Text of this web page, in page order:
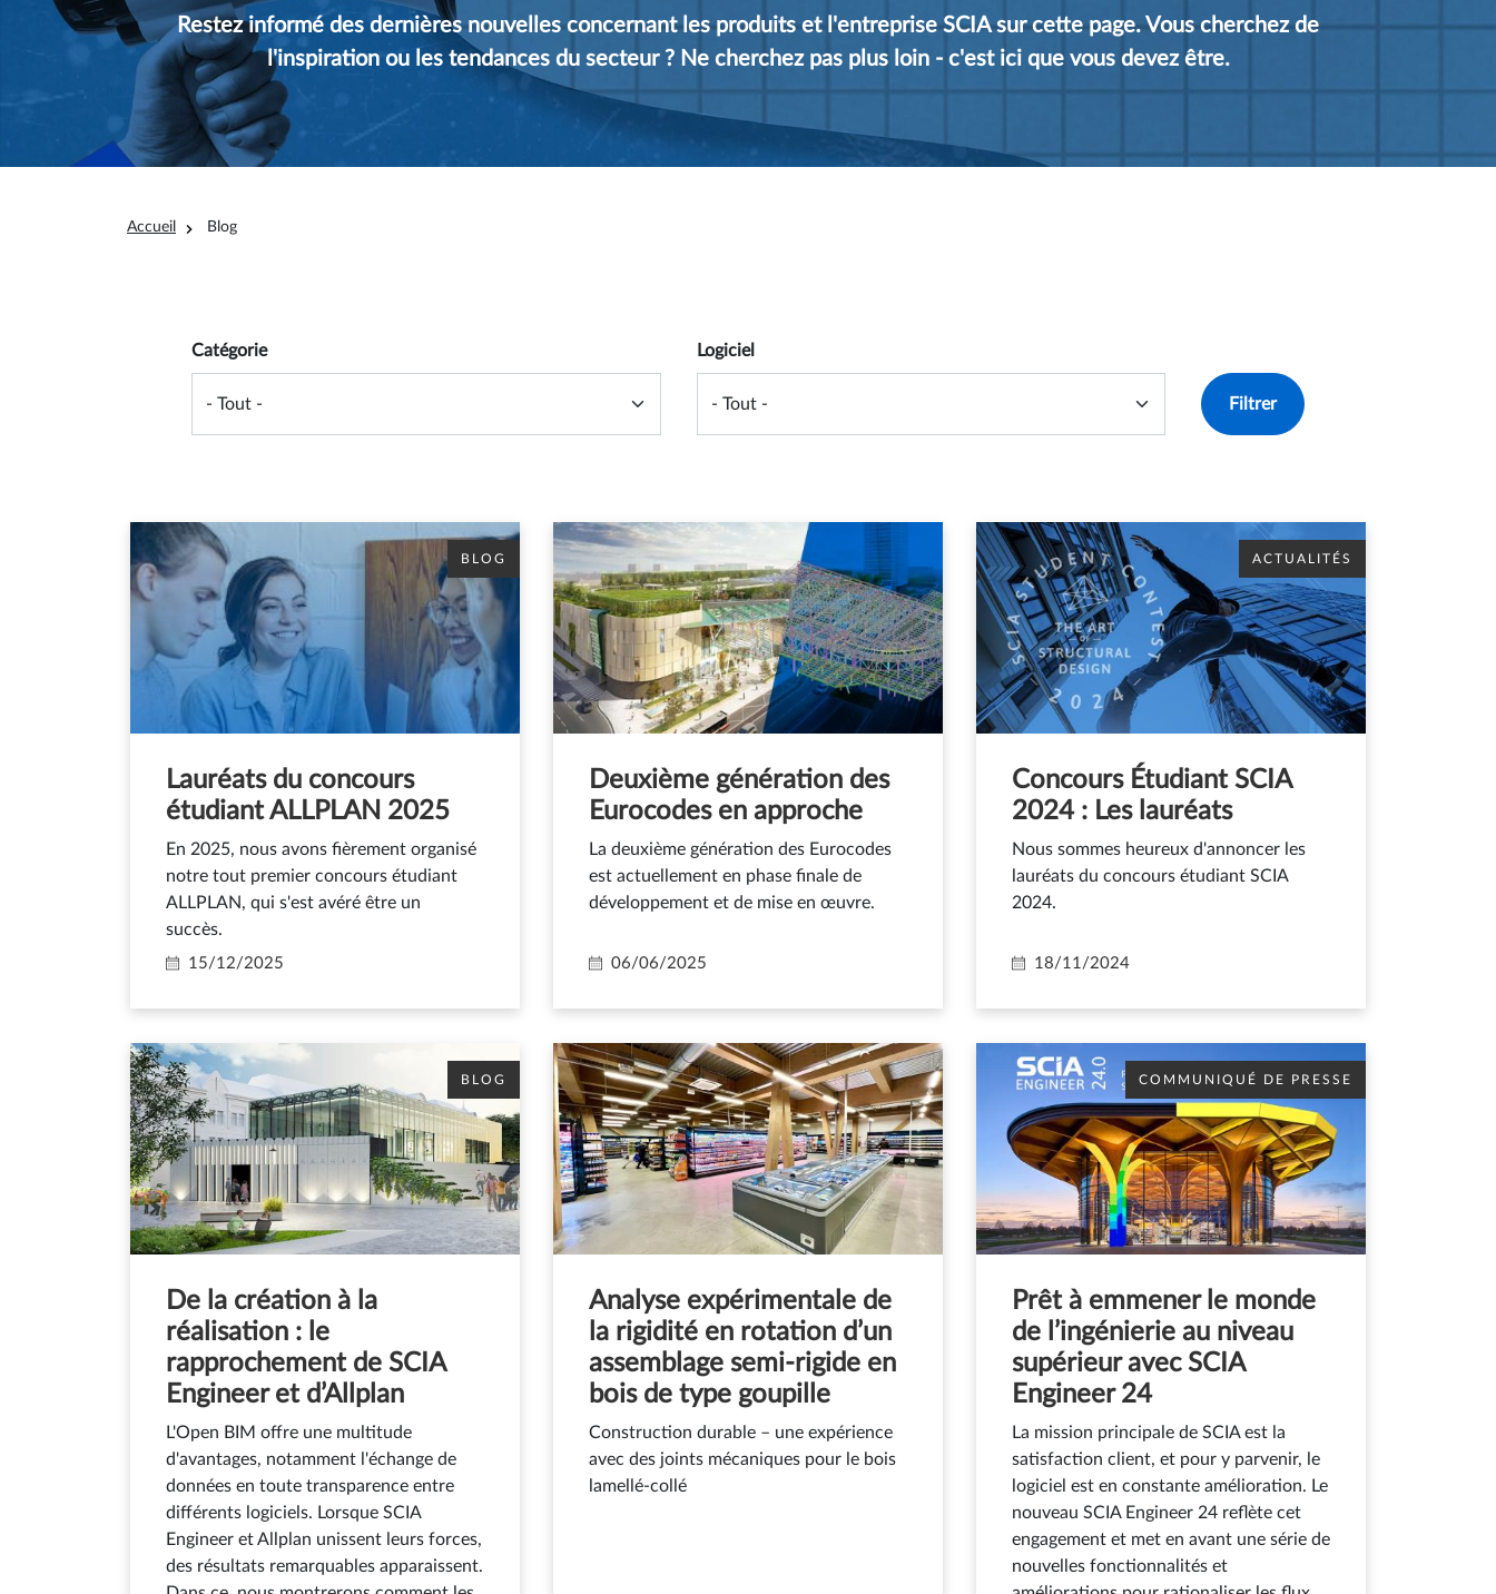
Restez informé des dernières nouvelles concernant les produits et l'entreprise SCIA sur cette page. Vous cherchez de
l'inspiration ou les tendances du secteur ? Ne cherchez pas plus loin - c'est ici que vous devez être.
Fil d'Ariane
Accueil Blog
Overview filter form
Catégorie Logiciel
BLOG
Lauréats du concours
étudiant ALLPLAN 2025
En 2025, nous avons fièrement organisé
notre tout premier concours étudiant
ALLPLAN, qui s'est avéré être un
succès.
15/12/2025
Deuxième génération des
Eurocodes en approche
La deuxième génération des Eurocodes
est actuellement en phase finale de
développement et de mise en œuvre.
06/06/2025
ACTUALITÉS
Concours Étudiant SCIA
2024 : Les lauréats
Nous sommes heureux d'annoncer les
lauréats du concours étudiant SCIA
2024.
18/11/2024
BLOG
De la création à la
réalisation : le
rapprochement de SCIA
Engineer et d’Allplan
L'Open BIM offre une multitude
d'avantages, notamment l'échange de
données en toute transparence entre
différents logiciels. Lorsque SCIA
Engineer et Allplan unissent leurs forces,
des résultats remarquables apparaissent.
Analyse expérimentale de
la rigidité en rotation d’un
assemblage semi-rigide en
bois de type goupille
Construction durable – une expérience
avec des joints mécaniques pour le bois
lamellé-collé
COMMUNIQUÉ DE PRESSE
Prêt à emmener le monde
de l’ingénierie au niveau
supérieur avec SCIA
Engineer 24
La mission principale de SCIA est la
satisfaction client, et pour y parvenir, le
logiciel est en constante amélioration. Le
nouveau SCIA Engineer 24 reflète cet
engagement et met en avant une série de
nouvelles fonctionnalités et